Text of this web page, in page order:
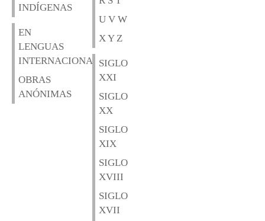
INDÍGENAS
EN
LENGUAS
INTERNACIONALES
OBRAS
ANÓNIMAS
U V W
X Y Z
SIGLO
XXI
SIGLO
XX
SIGLO
XIX
SIGLO
XVIII
SIGLO
XVII